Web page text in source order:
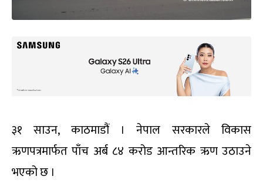
३१ साउन, काठमाडौं । नेपाल सरकारले विकास
ऋणपत्रमार्फत पाँच अर्ब ८४ करोड आन्तरिक ऋण उठाउने
भएको छ ।